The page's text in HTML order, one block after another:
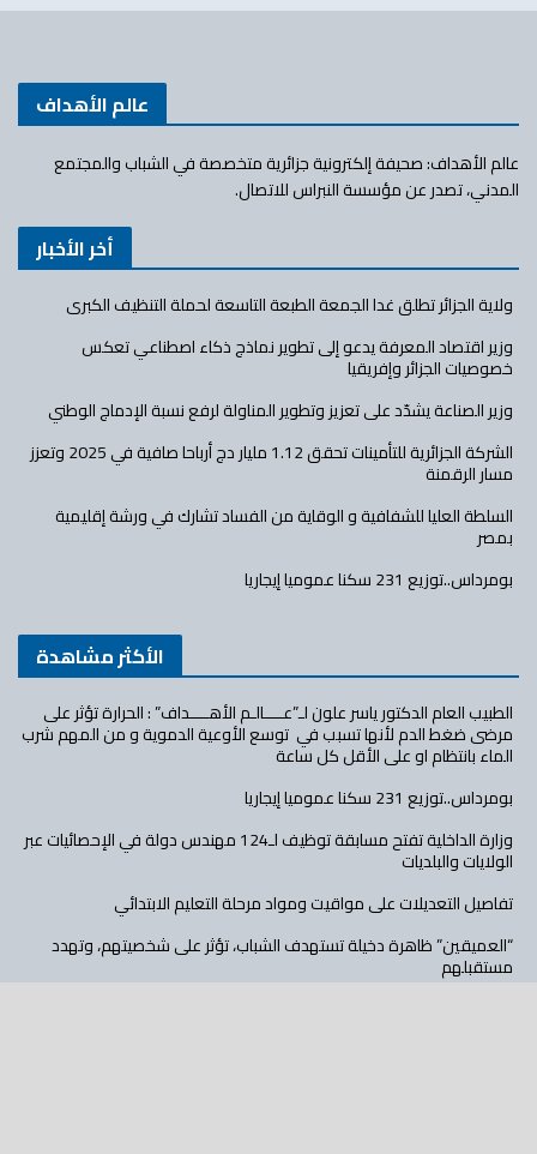
عالم الأهداف
عالم الأهداف: صحيفة إلكترونية جزائرية متخصصة في الشباب والمجتمع
المدني، تصدر عن مؤسسة النبراس للاتصال.
أخر الأخبار
ولاية الجزائر تطلق غدا الجمعة الطبعة التاسعة لحملة التنظيف الكبرى
وزير اقتصاد المعرفة يدعو إلى تطوير نماذج ذكاء اصطناعي تعكس
خصوصيات الجزائر وإفريقيا
وزير الصناعة يشدّد على تعزيز وتطوير المناولة لرفع نسبة الإدماج الوطني
الشركة الجزائرية للتأمينات تحقق 1.12 مليار دج أرباحا صافية في 2025 وتعزز
مسار الرقمنة
السلطة العليا للشفافية و الوقاية من الفساد تشارك في ورشة إقليمية
بمصر
بومرداس..توزيع 231 سكنا عموميا إيجاريا
الأكثر مشاهدة
الطبيب العام الدكتور ياسر علون لـ”عــــالـم الأهــــداف” : الحرارة تؤثر على
مرضى ضغط الدم لأنها تسبب في توسع الأوعية الدموية و من المهم شرب
الماء بانتظام او على الأقل كل ساعة
بومرداس..توزيع 231 سكنا عموميا إيجاريا
وزارة الداخلية تفتح مسابقة توظيف لـ124 مهندس دولة في الإحصائيات عبر
الولايات والبلديات
تفاصيل التعديلات على مواقيت ومواد مرحلة التعليم الابتدائي
“العميقين” ظاهرة دخيلة تستهدف الشباب، تؤثر على شخصيتهم، وتهدد
مستقبلهم